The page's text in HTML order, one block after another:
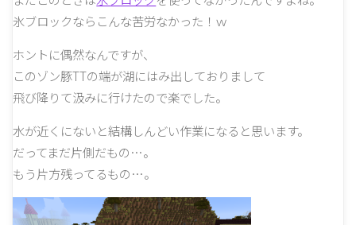
氷ブロックならこんな苦労なかった！ｗ
ホントに偶然なんですが、
このゾン豚TTの端が湖にはみ出しておりまして
飛び降りて汲みに行けたので楽でした。
水が近くにないと結構しんどい作業になると思います。
だってまだ片側だもの…。
もう片方残ってるもの…。